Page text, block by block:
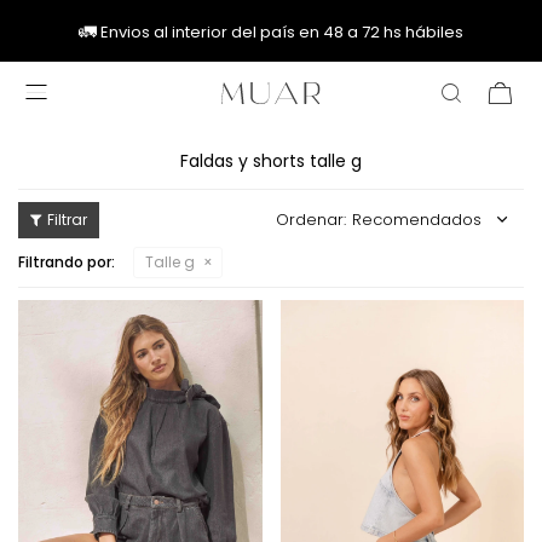
🚛
🚚
🚛Envios al interior del país en 48 a 72 hs hábiles
🚚

Faldas y shorts talle g
Recomendados
Filtrando por: Talle g